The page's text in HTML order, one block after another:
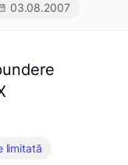
03.08.2007
limitată